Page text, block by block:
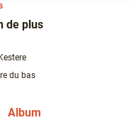
de plus
du bas
Album